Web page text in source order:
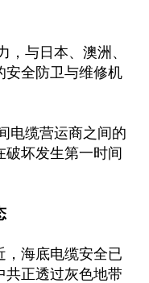
，与日本、澳洲、
安全防卫与维修机
电缆营运商之间的
坏发生第一时间
，海底电缆安全已
共正透过灰色地带